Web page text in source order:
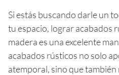
Si estás buscando darle un
tu espacio, lograr acabados
madera es una excelente
acabados rústicos no solo
atemporal, sino que